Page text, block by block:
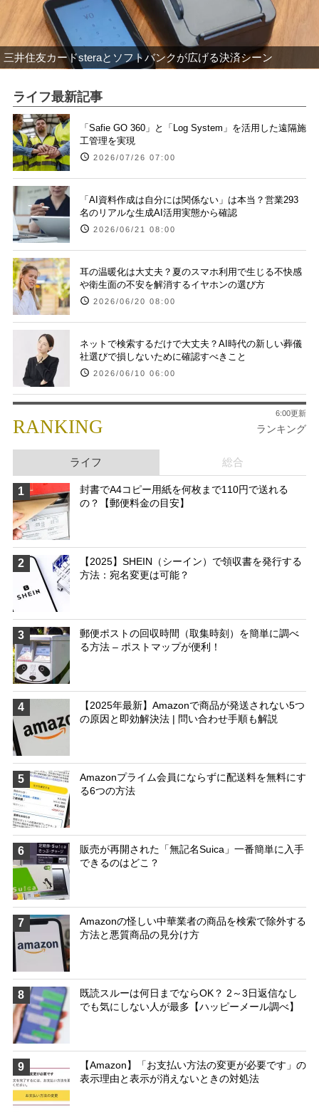
三井住友カードsteraとソフトバンクが広げる決済シーン
ライフ最新記事
「Safie GO 360」と「Log System」を活用した遠隔施
工管理を実現
2026/07/26 07:00
「AI資料作成は自分には関係ない」は本当？営業293
名のリアルな生成AI活用実態から確認
2026/06/21 08:00
耳の温暖化は大丈夫？夏のスマホ利用で生じる不快感
や衛生面の不安を解消するイヤホンの選び方
2026/06/20 08:00
ネットで検索するだけで大丈夫？AI時代の新しい葬儀
社選びで損しないために確認すべきこと
2026/06/10 06:00
RANKING ランキング
6:00更新
ライフ 総合
1
封書でA4コピー用紙を何枚まで110円で送れる
の？【郵便料金の目安】
2
【2025】SHEIN（シーイン）で領収書を発行する
方法：宛名変更は可能？
3
郵便ポストの回収時間（取集時刻）を簡単に調べ
る方法 – ポストマップが便利！
4
【2025年最新】Amazonで商品が発送されない5つ
の原因と即効解決法 | 問い合わせ手順も解説
5
Amazonプライム会員にならずに配送料を無料にす
る6つの方法
6
販売が再開された「無記名Suica」一番簡単に入手
できるのはどこ？
7
Amazonの怪しい中華業者の商品を検索で除外する
方法と悪質商品の見分け方
8
既読スルーは何日までならOK？ 2～3日返信なし
でも気にしない人が最多【ハッピーメール調べ】
9
【Amazon】「お支払い方法の変更が必要です」の
表示理由と表示が消えないときの対処法